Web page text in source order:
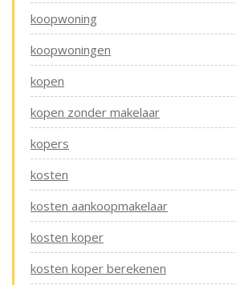
koopwoning
koopwoningen
kopen
kopen zonder makelaar
kopers
kosten
kosten aankoopmakelaar
kosten koper
kosten koper berekenen